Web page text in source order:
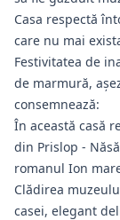
Casa respectă
care nu mai
Festivitatea de
de marmură,
consemnează:
În această casă
din Prislop -
romanul Ion
Clădirea
casei, elegant